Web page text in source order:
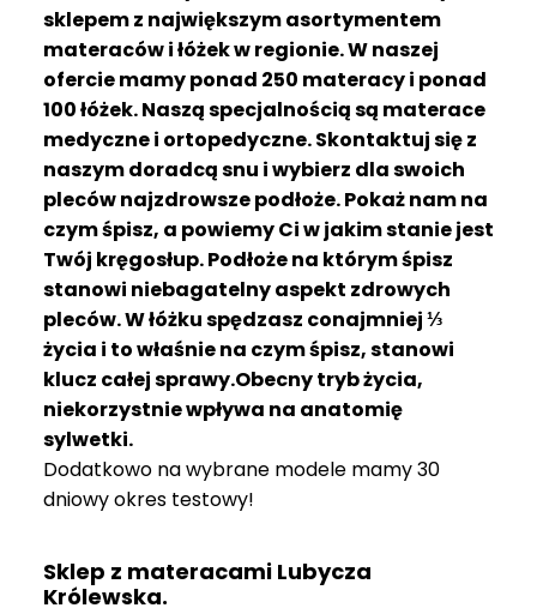
sklepem z największym asortymentem
materaców i łóżek w regionie. W naszej
ofercie mamy ponad 250 materacy i ponad
100 łóżek. Naszą specjalnością są materace
medyczne i ortopedyczne. Skontaktuj się z
naszym doradcą snu i wybierz dla swoich
pleców najzdrowsze podłoże. Pokaż nam na
czym śpisz, a powiemy Ci w jakim stanie jest
Twój kręgosłup. Podłoże na którym śpisz
stanowi niebagatelny aspekt zdrowych
pleców. W łóżku spędzasz conajmniej ⅓
życia i to właśnie na czym śpisz, stanowi
klucz całej sprawy.Obecny tryb życia,
niekorzystnie wpływa na anatomię
sylwetki.
Dodatkowo na wybrane modele mamy 30
dniowy okres testowy!
Sklep z materacami Lubycza
Królewska.